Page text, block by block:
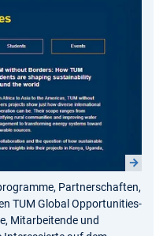
Partnerschaften,
TUM Global Opportunities-
Mitarbeitende und